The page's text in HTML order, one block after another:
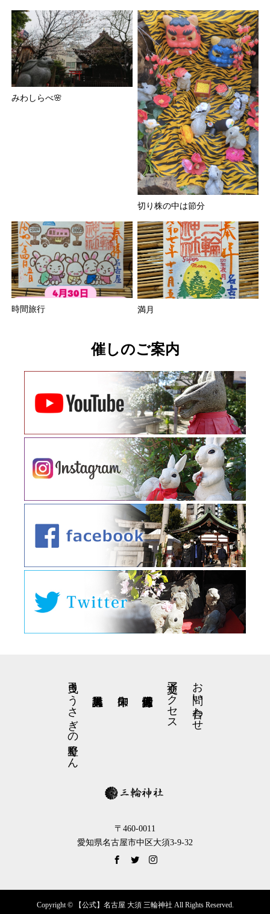
みわしらべ🌸
切り株の中は節分
時間旅行 満月
催しのご案内
お問い合わせ
交通アクセス
弓曳きうさぎの星野くん
〒460-0011
愛知県名古屋市中区大須3-9-32
Copyright © 【公式】名古屋 大須 三輪神社 All Rights Reserved.